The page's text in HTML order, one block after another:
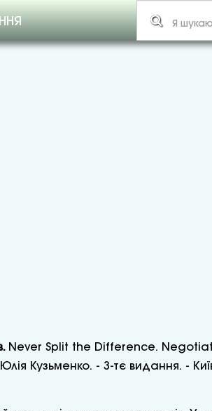
Never Split the Difference.
Кузьменко. - 3-тє видання. -